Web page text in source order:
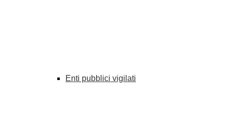
Enti pubblici vigilati